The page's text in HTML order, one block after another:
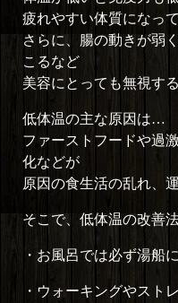
疲れやすい体質になっ
さらに、腸の動きが弱
こるなど
美容にとっても無視す
低体温の主な原因は…
ファーストフードや過
化などが
原因の食生活の乱れ、
そこで、低体温の改善
・お風呂では必ず湯船
・ウォーキングやスト